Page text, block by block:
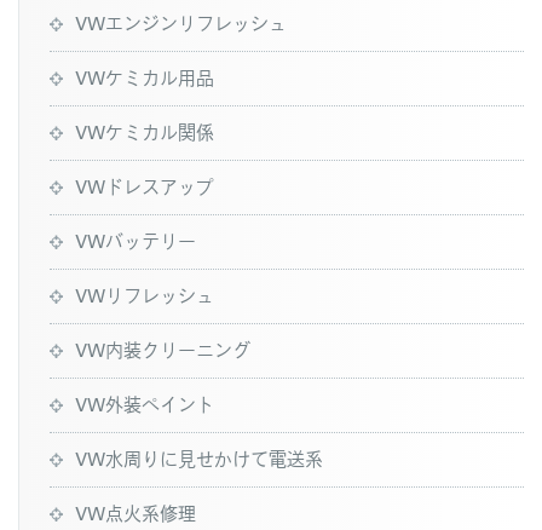
VWエンジンリフレッシュ
VWケミカル用品
VWケミカル関係
VWドレスアップ
VWバッテリー
VWリフレッシュ
VW内装クリーニング
VW外装ペイント
VW水周りに見せかけて電送系
VW点火系修理